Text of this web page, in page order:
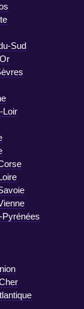
Sud
Loir
Pyrénées